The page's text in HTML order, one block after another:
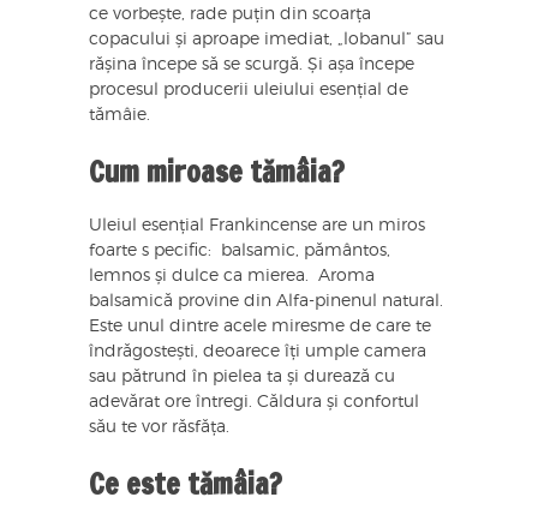
ce vorbește, rade puțin din scoarța
copacului și aproape imediat, „lobanul” sau
rășina începe să se scurgă. Și așa începe
procesul producerii uleiului esențial de
tămâie.
Cum miroase tămâia?
Uleiul esențial Frankincense are un miros
foarte s pecific: balsamic, pământos,
lemnos și dulce ca mierea. Aroma
balsamică provine din Alfa-pinenul natural.
Este unul dintre acele miresme de care te
îndrăgostești, deoarece îți umple camera
sau pătrund în pielea ta și durează cu
adevărat ore întregi. Căldura și confortul
său te vor răsfăța.
Ce este tămâia?